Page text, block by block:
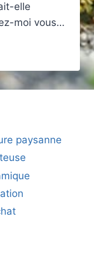
elle
moi vous…
paysanne